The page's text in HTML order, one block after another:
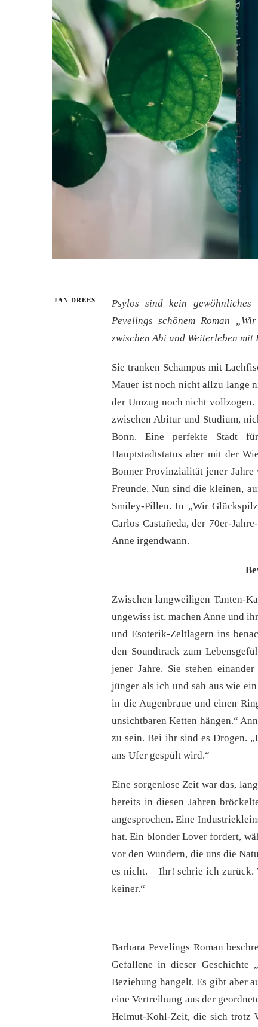
JAN DREES
Psylos sind kein
Pevelings schönem Roman
zwischen Abi und Weiterleben
Sie tranken Schampus mit
Mauer ist noch nicht allzu lange
der Umzug noch nicht
zwischen Abitur und Studium,
Bonn. Eine perfekte Stadt
Hauptstadtstatus aber mit der
Bonner Provinzialität jener
Freunde. Nun sind die kleinen,
Smiley-Pillen. In „Wir
Carlos Castañeda, der 70er-
Anne irgendwann.
Zwischen langweiligen Tanten-
ungewiss ist, machen Anne und
und Esoterik-Zeltlagern ins
den Soundtrack zum
jener Jahre. Sie stehen
jünger als ich und sah aus wie
in die Augenbraue und einen
unsichtbaren Ketten hängen.“
zu sein. Bei ihr sind es Drogen.
ans Ufer gespült wird.“
Eine sorgenlose Zeit war das,
bereits in diesen Jahren
angesprochen. Eine
hat. Ein blonder Lover fordert,
vor den Wundern, die uns die
es nicht. – Ihr! schrie ich zurück.
keiner.“
Barbara Pevelings Roman
Gefallene in dieser
Beziehung hangelt. Es gibt aber
eine Vertreibung aus der
Helmut-Kohl-Zeit, die sich trotz